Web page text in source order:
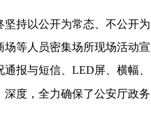
持以公开为常态、不公开为
等人员密集场所现场活动宣
报与短信、LED屏、横幅、
度，全力确保了公安厅政务